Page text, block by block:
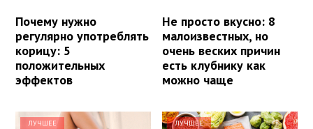
Почему нужно
регулярно употреблять
корицу: 5
положительных
эффектов
Не просто вкусно: 8
малоизвестных, но
очень веских причин
есть клубнику как
можно чаще
ЛУЧШЕЕ ЛУЧШЕЕ